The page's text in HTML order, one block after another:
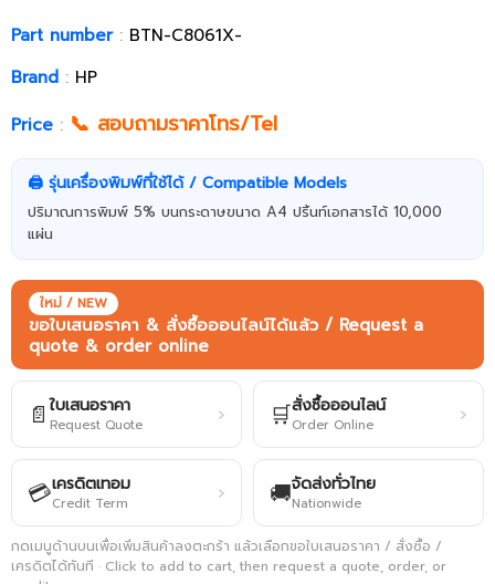
Part number: BTN-C8061X-
Brand : HP
Price : 📞 สอบถามราคาโทร/Tel
🖨️ รุ่นเครื่องพิมพ์ที่ใช้ได้ / Compatible Models
ปริมาณการพิมพ์ 5% บนกระดาษขนาด A4 ปริ้นท์เอกสารได้ 10,000
แผ่น
ใหม่ / NEW
ขอใบเสนอราคา & สั่งซื้อออนไลน์ได้แล้ว / Request a
quote & order online
📄 ใบเสนอราคา
Request Quote › 🛒สั่งซื้อออนไลน์
Order Online ›
💳เครดิตเทอม
Credit Term › 🚚จัดส่งทั่วไทย
Nationwide
กดเมนูด้านบนเพื่อเพิ่มสินค้าลงตะกร้า แล้วเลือกขอใบเสนอราคา / สั่งซื้อ /
เครดิตได้ทันที · Click to add to cart, then request a quote, order, or